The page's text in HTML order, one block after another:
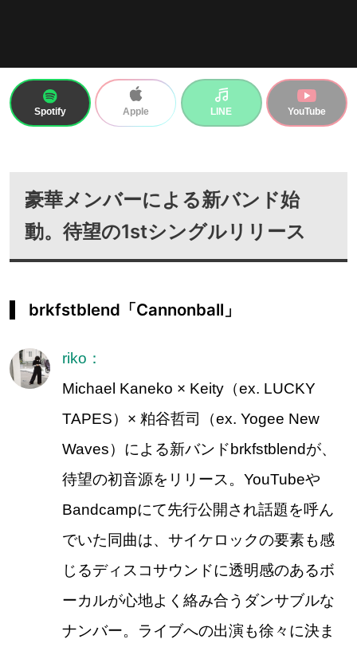
Spotify Apple LINE YouTube
豪華メンバーによる新バンド始
動。待望の1stシングルリリース
brkfstblend「Cannonball」
riko：
Michael Kaneko × Keity（ex. LUCKY
TAPES）× 粕谷哲司（ex. Yogee New
Waves）による新バンドbrkfstblendが、
待望の初音源をリリース。YouTubeや
Bandcampにて先行公開され話題を呼ん
でいた同曲は、サイケロックの要素も感
じるディスコサウンドに透明感のあるボ
ーカルが心地よく絡み合うダンサブルな
ナンバー。ライブへの出演も徐々に決ま